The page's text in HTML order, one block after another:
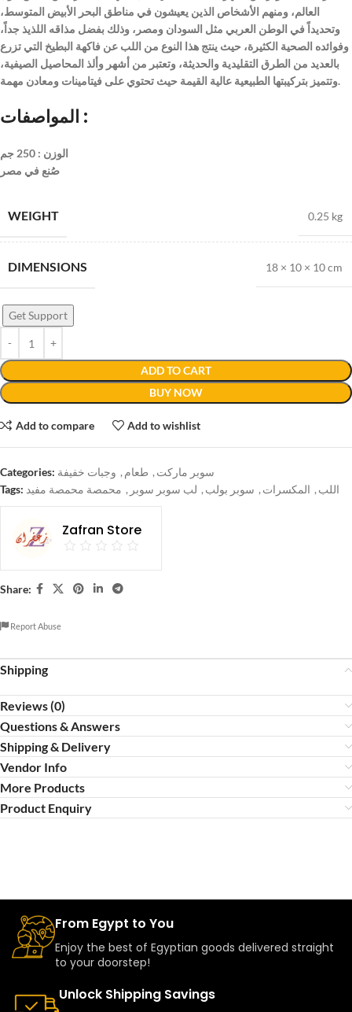
العالم، ومنهم الأشخاص الذين يعيشون في مناطق البحر الأبيض المتوسط،
وتحديداً في الوطن العربي مثل السودان ومصر، وذلك بفضل مذاقه اللذيذ جداً،
وفوائده الصحية الكثيرة، حيث ينتج هذا النوع من اللب عن فاكهة البطيخ التي تزرع
بالعديد من الطرق التقليدية والحديثة، وتعتبر من أشهر وألذ المحاصيل الصيفية،
وتتميز بتركيبتها الطبيعية عالية القيمة حيث تحتوي على فيتامينات ومعادن مهمة.
المواصفات :
الوزن : 250 جم
صُنع في مصر
WEIGHT 0.25 kg
DIMENSIONS 18 × 10 × 10 cm
ADD TO CART
BUY NOW
Get Support
Add to compare Add to wishlist
Categories: سوبر ماركت , طعام , وجبات خفيفة
Tags:
اللب , المكسرات , سوبر بولب , لب سوبر سوبر , محمصة محمصة مفيد
Zafran Store
Share:
Report Abuse
Shipping
Reviews (0)
Questions & Answers
Shipping & Delivery
Vendor Info
More Products
Product Enquiry
From Egypt to You
Enjoy the best of Egyptian goods delivered straight
to your doorstep!
Unlock Shipping Savings